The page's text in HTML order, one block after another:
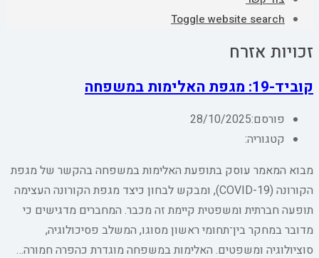
Toggle website search
זכויות אזרח
קוביד-19: מגפת האלימות במשפחה
פורסם:28/10/2025
קטגוריה:
מבוא המאמר עוסק בתופעת האלימות במשפחה בהקשר של מגפת
הקורונה (COVID-19), ומבקש לבחון כיצד מגפת הקורונה העצימה
תופעה חברתית ומשפטית קיימת זה מכבר. המחברים מדגישים כי
מדובר במחקר בין־תחומי ראשון מסוגו, המשלב פסיכולוגיה,
סוציולוגיה ומשפטים. האלימות במשפחה מוגדרת כהפרה חמורה…